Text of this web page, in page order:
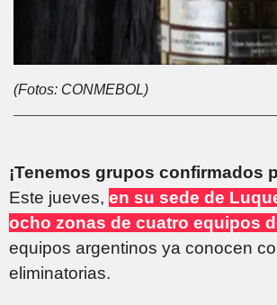
(Fotos: CONMEBOL)
¡Tenemos grupos confirmados
Este jueves, en su sede de
ocho zonas de cuatro equipos
equipos argentinos ya conocen
eliminatorias.